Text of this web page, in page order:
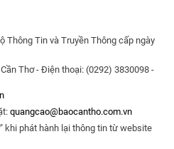
Thông Tin và Truyền Thông cấp ngày
Thơ - Điện thoại: (0292) 3830098 -
quangcao@baocantho.com.vn
khi phát hành lại thông tin từ website